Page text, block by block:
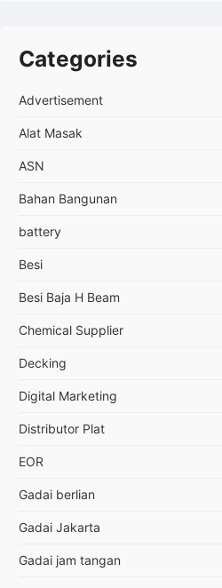
Categories
Advertisement
Alat Masak
ASN
Bahan Bangunan
battery
Besi
Besi Baja H Beam
Chemical Supplier
Decking
Digital Marketing
Distributor Plat
EOR
Gadai berlian
Gadai Jakarta
Gadai jam tangan